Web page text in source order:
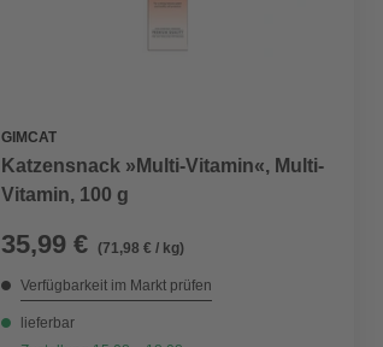
GIMCAT
Katzensnack »Multi-Vitamin«, Multi-
Vitamin, 100 g
35,99 € (71,98 € / kg)
Verfügbarkeit im Markt prüfen
lieferbar